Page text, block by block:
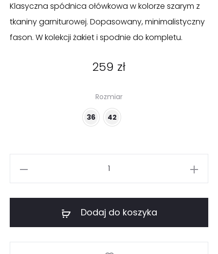
Klasyczna spódnica ołówkowa w kolorze szarym z
tkaniny garniturowej. Dopasowany, minimalistyczny
fason. W kolekcji żakiet i spodnie do kompletu.
259 zł
Rozmiar
36 42
Dodaj do koszyka